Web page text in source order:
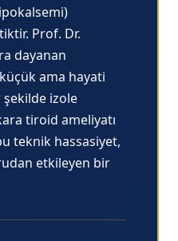
Prof. Dr.
dayanan
ama hayati
izole
tiroid ameliyatı
teknik hassasiyet,
etkileyen bir